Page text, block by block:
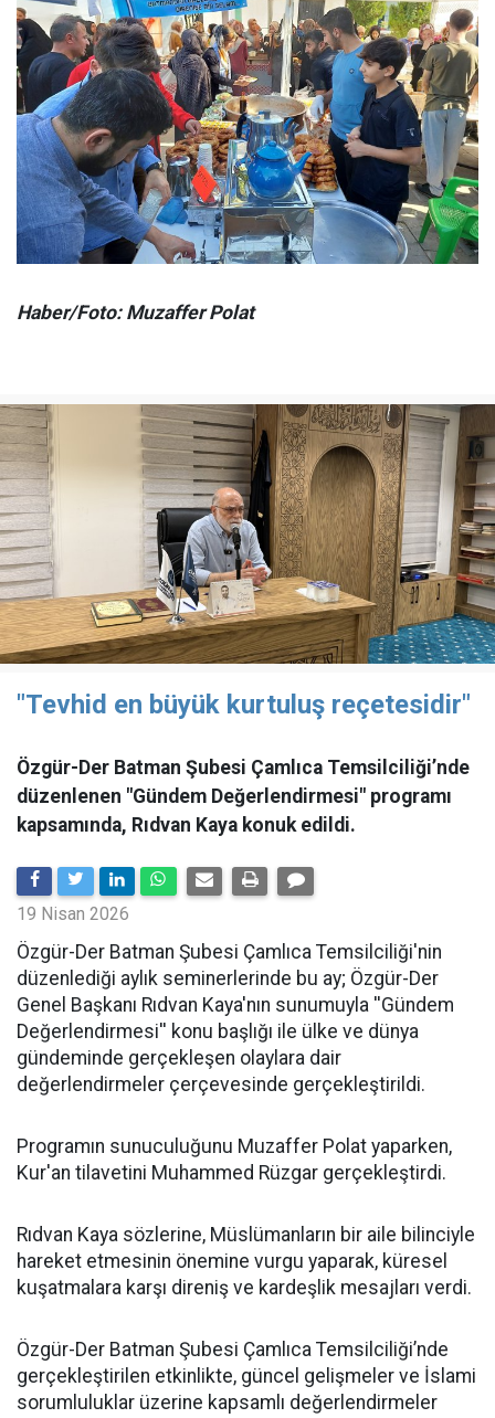
Haber/Foto: Muzaffer Polat
"Tevhid en büyük kurtuluş reçetesidir"
Özgür-Der Batman Şubesi Çamlıca Temsilciliği’nde
düzenlenen "Gündem Değerlendirmesi" programı
kapsamında, Rıdvan Kaya konuk edildi.
19 Nisan 2026
​Özgür-Der Batman Şubesi Çamlıca Temsilciliği'nin
düzenlediği aylık seminerlerinde bu ay; Özgür-Der
Genel Başkanı Rıdvan Kaya'nın sunumuyla ''Gündem
Değerlendirmesi'' konu başlığı ile ülke ve dünya
gündeminde gerçekleşen olaylara dair
değerlendirmeler çerçevesinde gerçekleştirildi.
Programın sunuculuğunu Muzaffer Polat yaparken,
Kur'an tilavetini Muhammed Rüzgar gerçekleştirdi.
Rıdvan Kaya sözlerine, Müslümanların bir aile bilinciyle
hareket etmesinin önemine vurgu yaparak, küresel
kuşatmalara karşı direniş ve kardeşlik mesajları verdi.
Özgür-Der Batman Şubesi Çamlıca Temsilciliği’nde
gerçekleştirilen etkinlikte, güncel gelişmeler ve İslami
sorumluluklar üzerine kapsamlı değerlendirmeler